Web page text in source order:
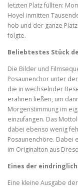
letzten Platz füllten:
Hoyel inmitten
hob und der ganze
folgte.
Beliebtestes Stück
Die Bilder und
Posaunenchor unter
die in wechselnder
erahnen ließen, um
Morgenstimmung im
einzufangen. Das
dabei ebenso wenig
Posaunenchöre. Dabei
im Originalton aus
Eines der
Eine kleine Ausgabe